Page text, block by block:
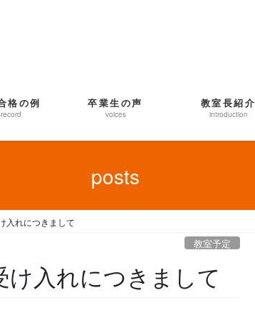
格の例 卒業生の声
voices
教室長紹介
introduction
posts
入れにつきまして
教室予定
入れにつきまして